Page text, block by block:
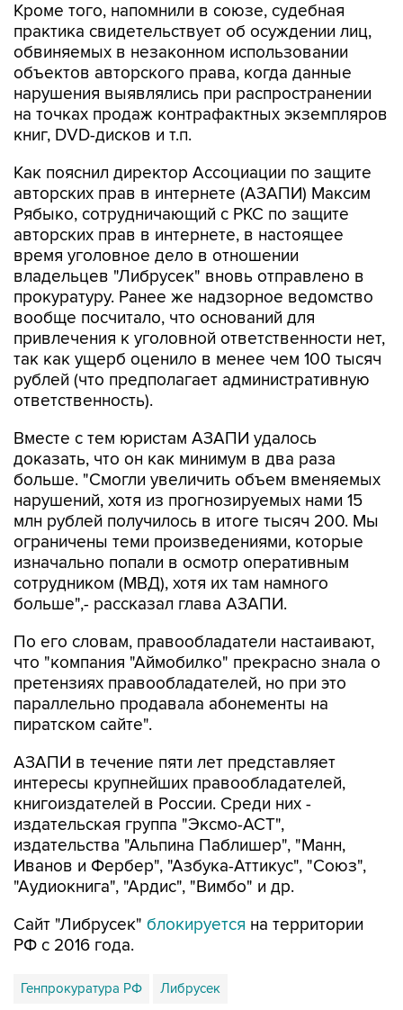
Кроме того, напомнили в союзе, судебная
практика свидетельствует об осуждении лиц,
обвиняемых в незаконном использовании
объектов авторского права, когда данные
нарушения выявлялись при распространении
на точках продаж контрафактных экземпляров
книг, DVD-дисков и т.п.
Как пояснил директор Ассоциации по защите
авторских прав в интернете (АЗАПИ) Максим
Рябыко, сотрудничающий с РКС по защите
авторских прав в интернете, в настоящее
время уголовное дело в отношении
владельцев "Либрусек" вновь отправлено в
прокуратуру. Ранее же надзорное ведомство
вообще посчитало, что оснований для
привлечения к уголовной ответственности нет,
так как ущерб оценило в менее чем 100 тысяч
рублей (что предполагает административную
ответственность).
Вместе с тем юристам АЗАПИ удалось
доказать, что он как минимум в два раза
больше. "Смогли увеличить объем вменяемых
нарушений, хотя из прогнозируемых нами 15
млн рублей получилось в итоге тысяч 200. Мы
ограничены теми произведениями, которые
изначально попали в осмотр оперативным
сотрудником (МВД), хотя их там намного
больше",- рассказал глава АЗАПИ.
По его словам, правообладатели настаивают,
что "компания "Аймобилко" прекрасно знала о
претензиях правообладателей, но при это
параллельно продавала абонементы на
пиратском сайте".
АЗАПИ в течение пяти лет представляет
интересы крупнейших правообладателей,
книгоиздателей в России. Среди них -
издательская группа "Эксмо-АСТ",
издательства "Альпина Паблишер", "Манн,
Иванов и Фербер", "Азбука-Аттикус", "Союз",
"Аудиокнига", "Ардис", "Вимбо" и др.
Сайт "Либрусек" блокируется на территории
РФ с 2016 года.
Генпрокуратура РФ Либрусек